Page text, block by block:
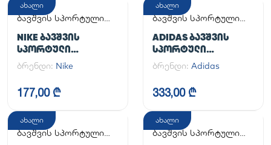
ახალი
ბავშვის სპორტული
NIKE ᲑᲐᲕᲨᲕᲘᲡ
ᲡᲞᲝᲠᲢᲣᲚᲘ
ᲤᲔᲮᲡᲐᲪᲛᲔᲚᲘ
ბრენდი: Nike
177,00 ₾
ახალი
ბავშვის სპორტული
ADIDAS ᲑᲐᲕᲨᲕᲘᲡ
ᲡᲞᲝᲠᲢᲣᲚᲘ
ᲤᲔᲮᲡᲐᲪᲛᲔᲚᲘ
SUPERSTAR II J
ბრენდი: Adidas
333,00 ₾
ახალი
ბავშვის სპორტული
ახალი
ბავშვის სპორტული